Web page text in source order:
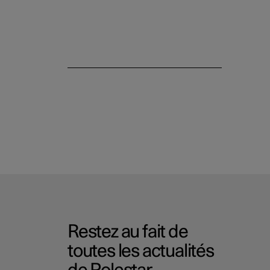
Restez au fait de
toutes les actualités